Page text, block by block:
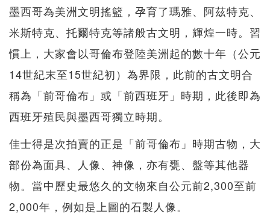
墨西哥為美洲文明搖籃，孕育了瑪雅、阿茲特克、
米斯特克、托爾特克等諸般古文明，輝煌一時。習
慣上，大家會以哥倫布登陸美洲起的數十年（公元
14世紀末至15世紀初）為界限，此前的古文明合
稱為「前哥倫布」或「前西班牙」時期，此後即為
西班牙殖民與墨西哥獨立時期。
佳士得是次拍賣的正是「前哥倫布」時期古物，大
部份為面具、人像、神像，亦有甕、盤等其他器
物。當中歷史最悠久的文物來自公元前2,300至前
2,000年，例如是上圖的石製人像。